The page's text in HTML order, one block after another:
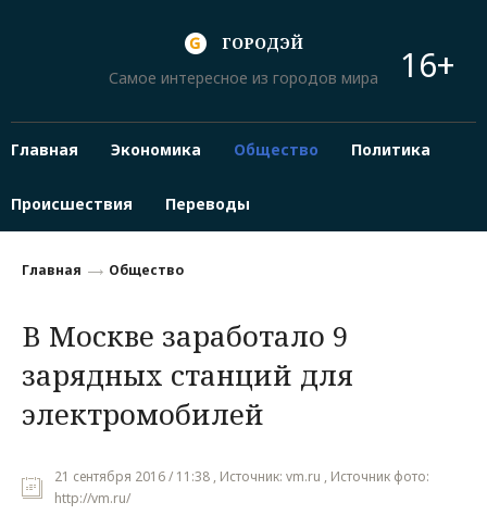
ГОРОДЭЙ
Самое интересное из городов мира
16+
Главная Экономика Общество Политика
Происшествия Переводы
Главная Общество
В Москве заработало 9
зарядных станций для
электромобилей
21 сентября 2016 / 11:38 , Источник: vm.ru , Источник фото:
http://vm.ru/